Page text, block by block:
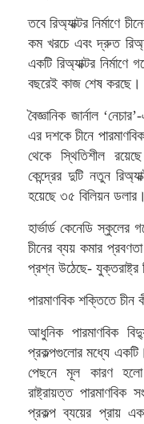
তবে রিঅ্যাক্টর নির্মাণে
কম খরচে এবং দ্রুত
একটি রিঅ্যাক্টর
বছরেই কাজ শেষ করছে।
বৈজ্ঞানিক জার্নাল
এর দশকে চীনে
থেকে স্থিতিশীল
কেন্দ্রের দুটি নতুন
হয়েছে ৩৫ বিলিয়ন ডলার।
হার্ভার্ড কেনেডি
চীনের ব্যয় কমার
প্রশ্ন উঠেছে-
পারমাণবিক শক্তিতে চীন
আধুনিক পারমাণবিক
প্রকল্পগুলোর মধ্যে
পেছনে মূল কারণ হলো
রাষ্ট্রায়ত্ত
প্রকল্প ব্যয়ের প্রায়